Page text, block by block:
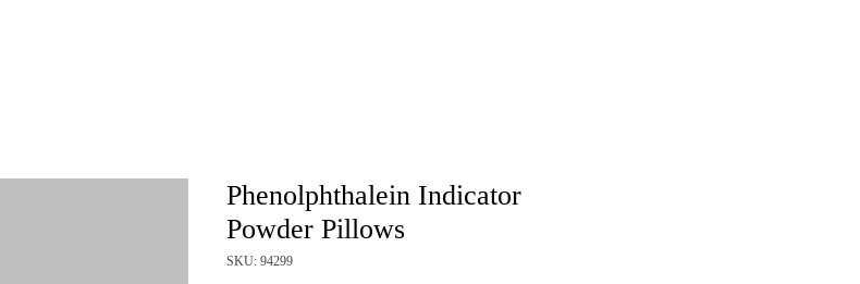
Phenolphthalein Indicator
Powder Pillows
SKU: 94299